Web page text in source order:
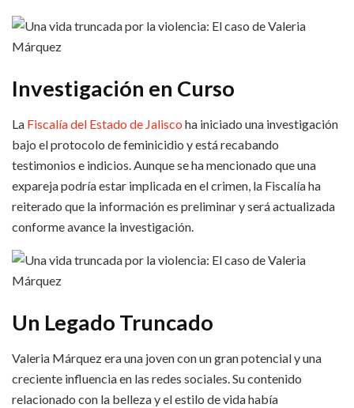
Investigación en Curso
La Fiscalía del Estado de Jalisco ha iniciado una investigación
bajo el protocolo de feminicidio y está recabando
testimonios e indicios. Aunque se ha mencionado que una
expareja podría estar implicada en el crimen, la Fiscalía ha
reiterado que la información es preliminar y será actualizada
conforme avance la investigación.
Un Legado Truncado
Valeria Márquez era una joven con un gran potencial y una
creciente influencia en las redes sociales. Su contenido
relacionado con la belleza y el estilo de vida había